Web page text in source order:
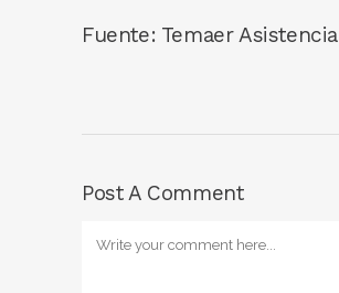
Fuente: Temaer Asistencia
Post A Comment